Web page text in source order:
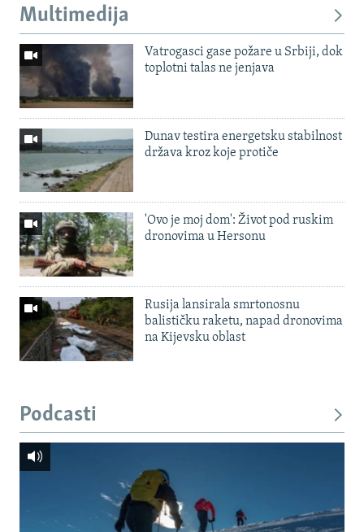
Multimedija
Vatrogasci gase požare u Srbiji, dok
toplotni talas ne jenjava
Dunav testira energetsku stabilnost
država kroz koje protiče
'Ovo je moj dom': Život pod ruskim
dronovima u Hersonu
Rusija lansirala smrtonosnu
balističku raketu, napad dronovima
na Kijevsku oblast
Podcasti